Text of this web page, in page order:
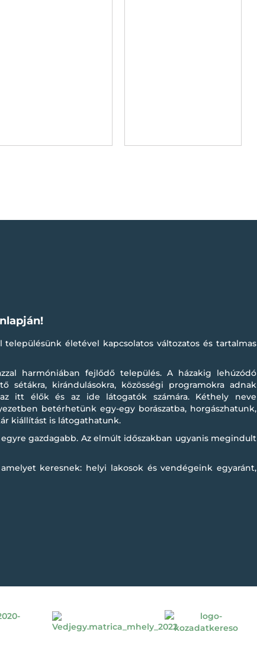
életével kapcsolatos változatos és tartalmas
harmóniában fejlődő település. A házakig lehúzódó
kirándulásokra, közösségi programokra adnak
itt élők és az ide látogatók számára. Kéthely neve
betérhetünk egy-egy borászatba, horgászhatunk,
kiállítást is látogathatunk.
gazdagabb. Az elmúlt időszakban ugyanis megindult
keresnek: helyi lakosok és vendégeink egyaránt,